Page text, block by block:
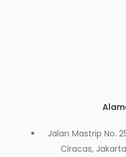
Jalan Mastrip No.
Ciracas,